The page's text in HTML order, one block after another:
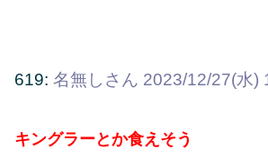
619: 名無しさん 2023/12/27(水)
キングラーとか食えそう